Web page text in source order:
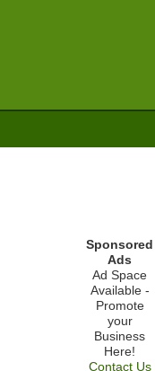
Sponsored
Ads
Ad Space
Available -
Promote
your
Business
Here!
Contact Us